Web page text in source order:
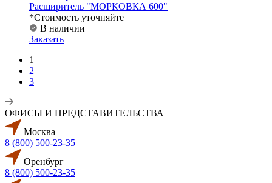
Расширитель "МОРКОВКА 600"
*Стоимость уточняйте
В наличии
Заказать
1
2
3
ОФИСЫ И ПРЕДСТАВИТЕЛЬСТВА
Москва
8 (800) 500-23-35
Оренбург
8 (800) 500-23-35